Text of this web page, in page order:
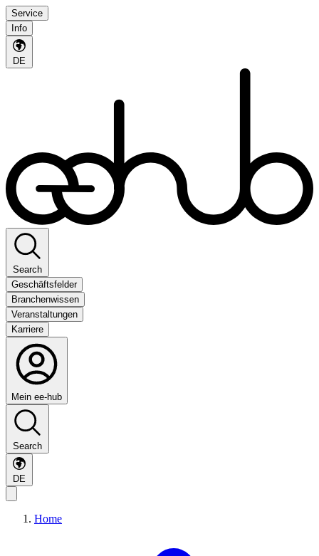
Service
Info
DE
Search
Geschäftsfelder
Branchenwissen
Veranstaltungen
Karriere
Mein ee-hub
Search
DE
Home